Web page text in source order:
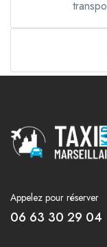
Appelez pour réserver
06 63 30 29 04